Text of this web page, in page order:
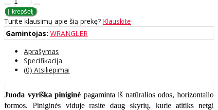
Turite klausimų apie šią prekę? Klauskite
Gamintojas: WRANGLER
Aprašymas
Specifikacija
(0) Atsiliepimai
Juoda vyriška piniginė pagaminta iš natūralios odos, horizontalio
formos. Piniginės viduje rasite daug skyrių, kurie atitiks netgi